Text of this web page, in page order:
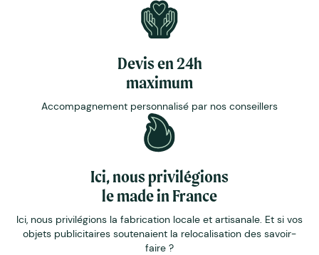
Devis en 24h
maximum
Accompagnement personnalisé par nos conseillers
Ici, nous privilégions
le made in France
Ici, nous privilégions la fabrication locale et artisanale. Et si vos
objets publicitaires soutenaient la relocalisation des savoir-
faire ?